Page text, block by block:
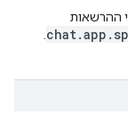
ההרשאות